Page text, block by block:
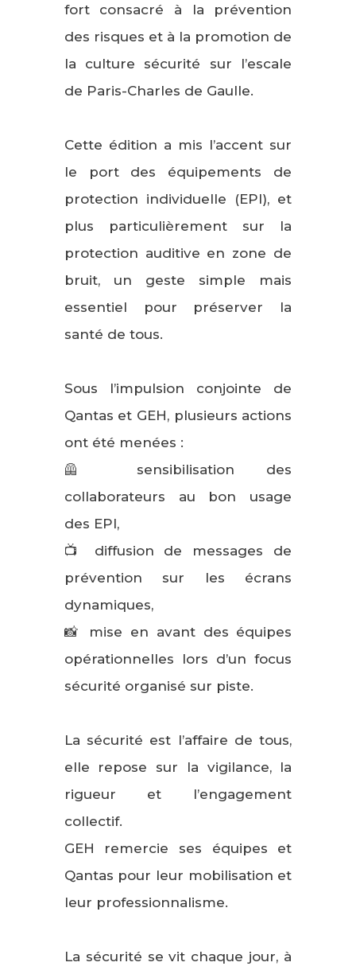
fort consacré à la prévention
des risques et à la promotion de
la culture sécurité sur l’escale
de Paris-Charles de Gaulle.
Cette édition a mis l’accent sur
le port des équipements de
protection individuelle (EPI), et
plus particulièrement sur la
protection auditive en zone de
bruit, un geste simple mais
essentiel pour préserver la
santé de tous.
Sous l’impulsion conjointe de
Qantas et GEH, plusieurs actions
ont été menées :
🦺 sensibilisation des
collaborateurs au bon usage
des EPI,
📺 diffusion de messages de
prévention sur les écrans
dynamiques,
📸 mise en avant des équipes
opérationnelles lors d’un focus
sécurité organisé sur piste.
La sécurité est l’affaire de tous,
elle repose sur la vigilance, la
rigueur et l’engagement
collectif.
GEH remercie ses équipes et
Qantas pour leur mobilisation et
leur professionnalisme.
La sécurité se vit chaque jour, à